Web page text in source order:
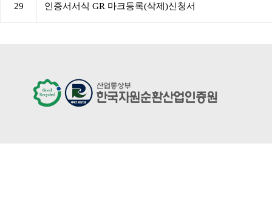
29 인증서서식 GR 마크등록(삭제)신청서